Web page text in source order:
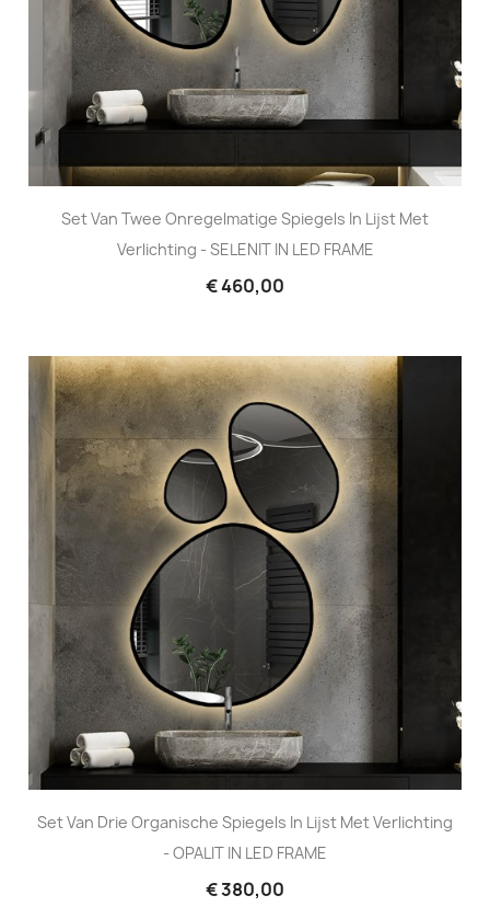
Set Van Twee Onregelmatige Spiegels In Lijst Met
Verlichting - SELENIT IN LED FRAME
€ 460,00
Set Van Drie Organische Spiegels In Lijst Met Verlichting
- OPALIT IN LED FRAME
€ 380,00